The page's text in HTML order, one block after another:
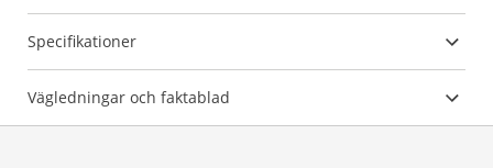
Specifikationer
Vägledningar och faktablad